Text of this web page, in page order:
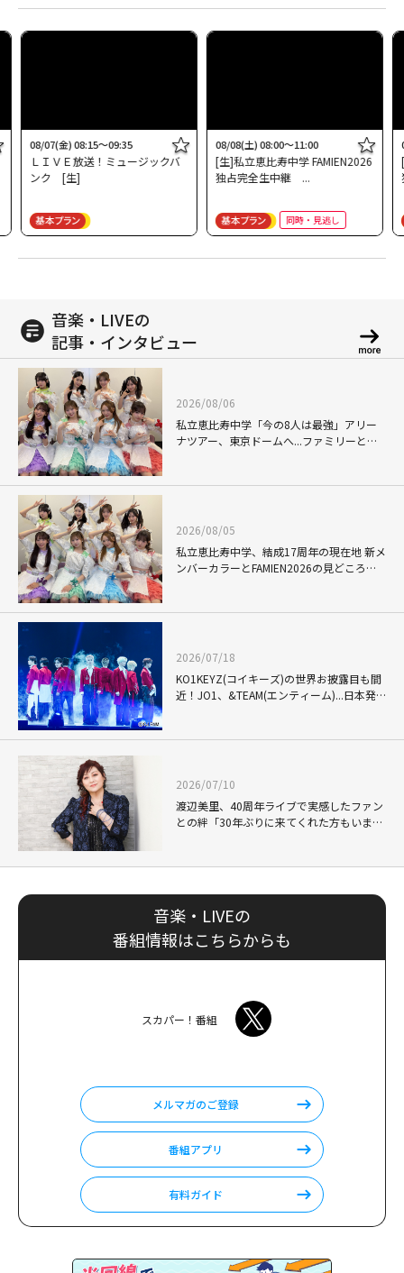
08/07(金) 08:15～09:35
ＬＩＶＥ放送！ミュージックバ
ンク [生]
08/08(土) 08:00～11:00
[生]私立恵比寿中学 FAMIEN2026
独占完全生中継
同時・見逃し
音楽・LIVEの
記事・インタビュー
2026/08/06
私立恵比寿中学「今の8人は最強」アリー
ナツアー、東京ドームへ...ファミリーと目
2026/08/05
私立恵比寿中学、結成17周年の現在地 新メ
ンバーカラーとFAMIEN2026の見どころを
2026/07/18
KO1KEYZ(コイキーズ)の世界お披露目も間
近！JO1、&TEAM(エンティーム)...日本発
2026/07/10
渡辺美里、40周年ライブで実感したファン
との絆「30年ぶりに来てくれた方もいまし
音楽・LIVEの
番組情報はこちらからも
スカパー！番組
メルマガのご登録
番組アプリ
有料ガイド